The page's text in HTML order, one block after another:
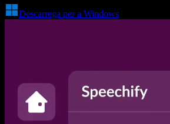
Descarrega per a Windows